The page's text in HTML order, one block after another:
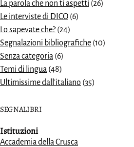
La parola che non ti aspetti (26)
Le interviste di DICO (6)
Lo sapevate che? (24)
Segnalazioni bibliografiche (10)
Senza categoria (6)
Temi di lingua (48)
Ultimissime dall'italiano (35)
SEGNALIBRI
Istituzioni
Accademia della Crusca